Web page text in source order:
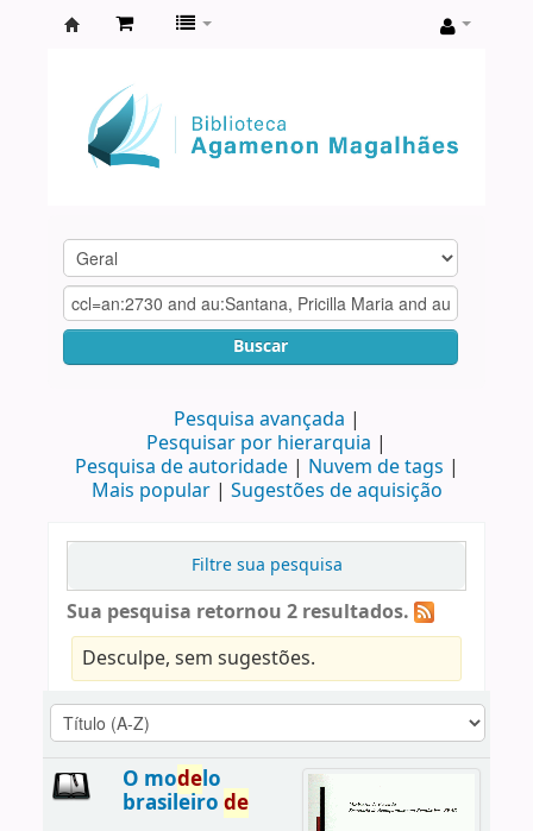
Agamenon
Magalhães
Buscar
Pesquisa avançada
Pesquisar por hierarquia
Pesquisa de autoridade
Nuvem de tags
Mais popular
Sugestões de aquisição
Filtre sua pesquisa
Sua pesquisa retornou 2 resultados.
Desculpe, sem sugestões.
O modelo
brasileiro de